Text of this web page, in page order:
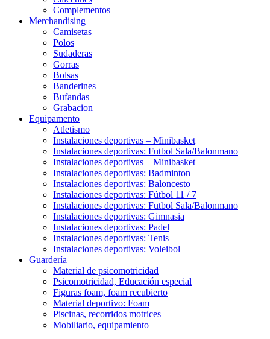
Complementos
Merchandising
Camisetas
Polos
Sudaderas
Gorras
Bolsas
Banderines
Bufandas
Grabacion
Equipamento
Atletismo
Instalaciones deportivas – Minibasket
Instalaciones deportivas: Futbol Sala/Balonmano
Instalaciones deportivas – Minibasket
Instalaciones deportivas: Badminton
Instalaciones deportivas: Baloncesto
Instalaciones deportivas: Fútbol 11 / 7
Instalaciones deportivas: Futbol Sala/Balonmano
Instalaciones deportivas: Gimnasia
Instalaciones deportivas: Padel
Instalaciones deportivas: Tenis
Instalaciones deportivas: Voleibol
Guardería
Material de psicomotricidad
Psicomotricidad, Educación especial
Figuras foam, foam recubierto
Material deportivo: Foam
Piscinas, recorridos motrices
Mobiliario, equipamiento